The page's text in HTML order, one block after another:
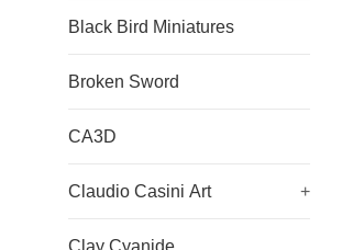
Black Bird Miniatures
Broken Sword
CA3D
Claudio Casini Art +
Clay Cyanide